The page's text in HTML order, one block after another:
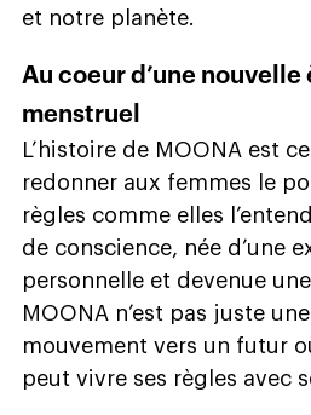
et notre planète.
Au coeur d’une
menstruel
L’histoire de MOONA est
redonner aux femmes le
règles comme elles
de conscience, née d’une
personnelle et devenue
MOONA n’est pas juste
mouvement vers un futur
peut vivre ses règles avec